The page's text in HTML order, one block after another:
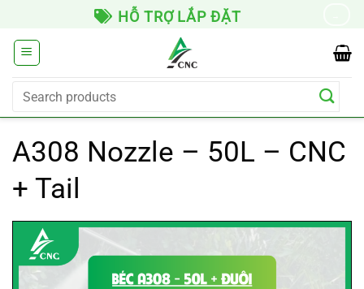
content
HỖ TRỢ LẮP ĐẶT
Search
A308 Nozzle – 50L – CNC
+ Tail